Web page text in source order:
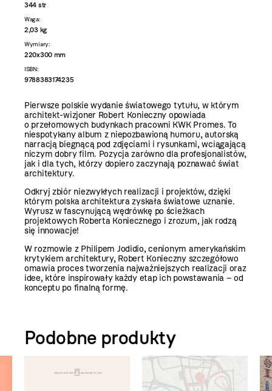
344 str
Waga:
2,03 kg
Wymiary:
220x300 mm
ISBN:
9788383174235
Pierwsze polskie wydanie światowego tytułu, w którym
architekt-wizjoner Robert Konieczny opowiada
o przełomowych budynkach pracowni KWK Promes. To
niespotykany album z niepozbawioną humoru, autorską
narracją biegnącą pod zdjęciami i rysunkami, wciągającą
niczym dobry film. Pozycja zarówno dla profesjonalistów,
jak i dla tych, którzy dopiero zaczynają poznawać świat
architektury.
Odkryj zbiór niezwykłych realizacji i projektów, dzięki
którym polska architektura zyskała światowe uznanie.
Wyrusz w fascynującą wędrówkę po ścieżkach
projektowych Roberta Koniecznego i zrozum, jak rodzą
się innowacje!
W rozmowie z Philipem Jodidio, cenionym amerykańskim
krytykiem architektury, Robert Konieczny szczegółowo
omawia proces tworzenia najważniejszych realizacji oraz
idee, które inspirowały każdy etap ich powstawania – od
konceptu po finalną formę.
Podobne produkty